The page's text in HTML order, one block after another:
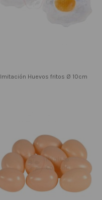
Imitación Huevos fritos Ø 10cm